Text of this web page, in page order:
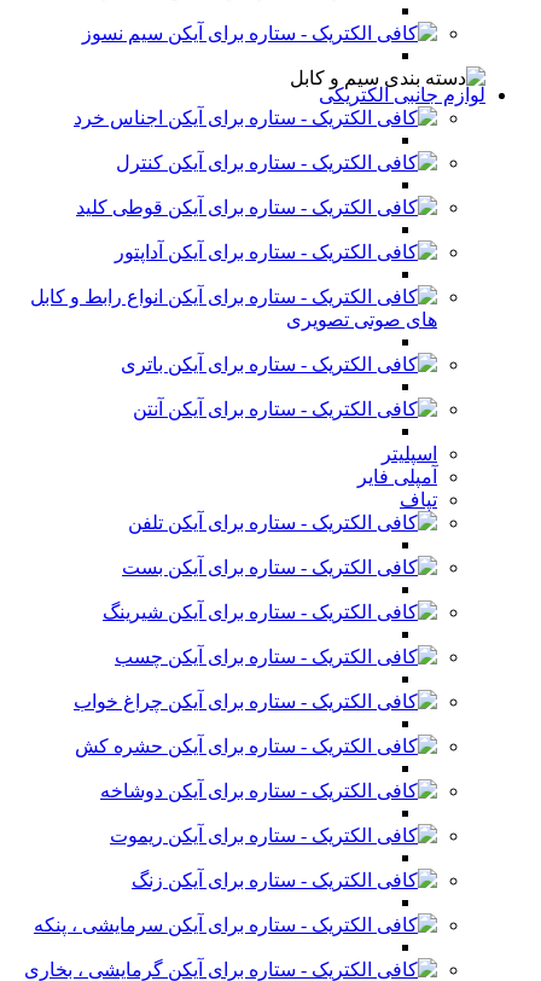
سیم نسوز
لوازم جانبی الکتریکی
اجناس خرد
کنترل
قوطی کلید
آداپتور
انواع رابط و کابل
های صوتی تصویری
باتری
آنتن
اسپلیتر
آمپلی فایر
تپاف
تلفن
بست
شیرینگ
چسب
چراغ خواب
حشره کش
دوشاخه
ریموت
زنگ
سرمایشی ، پنکه
گرمایشی ، بخاری